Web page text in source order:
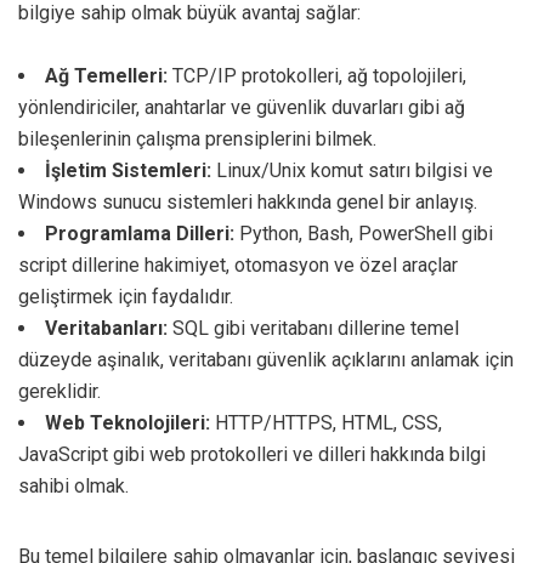
bilgiye sahip olmak büyük avantaj sağlar:
Ağ Temelleri: TCP/IP protokolleri, ağ topolojileri,
yönlendiriciler, anahtarlar ve güvenlik duvarları gibi ağ
bileşenlerinin çalışma prensiplerini bilmek.
İşletim Sistemleri: Linux/Unix komut satırı bilgisi ve
Windows sunucu sistemleri hakkında genel bir anlayış.
Programlama Dilleri: Python, Bash, PowerShell gibi
script dillerine hakimiyet, otomasyon ve özel araçlar
geliştirmek için faydalıdır.
Veritabanları: SQL gibi veritabanı dillerine temel
düzeyde aşinalık, veritabanı güvenlik açıklarını anlamak için
gereklidir.
Web Teknolojileri: HTTP/HTTPS, HTML, CSS,
JavaScript gibi web protokolleri ve dilleri hakkında bilgi
sahibi olmak.
Bu temel bilgilere sahip olmayanlar için, başlangıç seviyesi